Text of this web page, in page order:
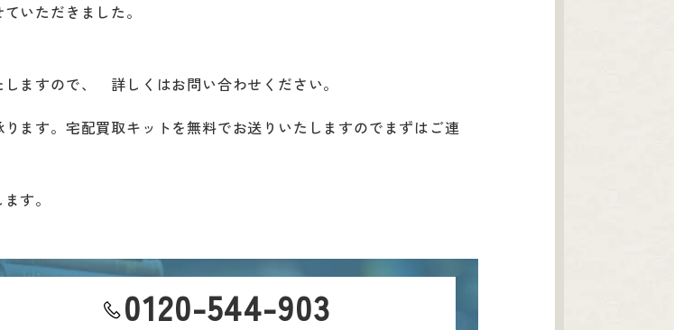
いただきました。
ますので、 詳しくはお問い合わせください。
ます。宅配買取キットを無料でお送りいたしますのでまずはご連
す。
0120-544-903